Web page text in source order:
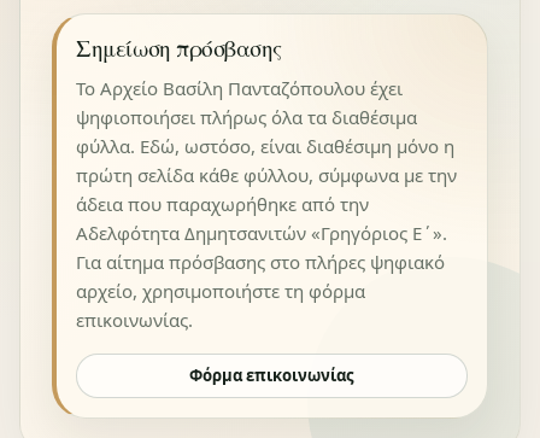
Σημείωση πρόσβασης
Το Αρχείο Βασίλη Πανταζόπουλου έχει
ψηφιοποιήσει πλήρως όλα τα διαθέσιμα
φύλλα. Εδώ, ωστόσο, είναι διαθέσιμη μόνο η
πρώτη σελίδα κάθε φύλλου, σύμφωνα με την
άδεια που παραχωρήθηκε από την
Αδελφότητα Δημητσανιτών «Γρηγόριος Ε΄».
Για αίτημα πρόσβασης στο πλήρες ψηφιακό
αρχείο, χρησιμοποιήστε τη φόρμα
επικοινωνίας.
Φόρμα επικοινωνίας